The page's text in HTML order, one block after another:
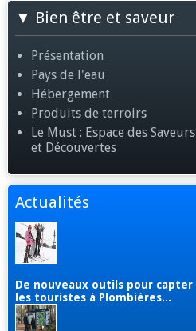
Bien être et saveur
Présentation
Pays de l'eau
Hébergement
Produits de terroirs
Le Must : Espace des Saveurs
et Découvertes
Actualités
De nouveaux outils pour capter
les touristes à Plombières...